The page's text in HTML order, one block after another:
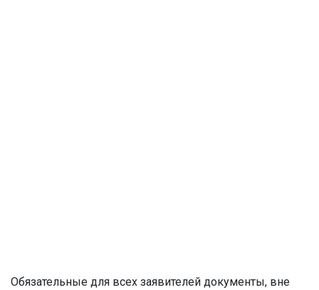
Обязательные для всех заявителей документы, вне